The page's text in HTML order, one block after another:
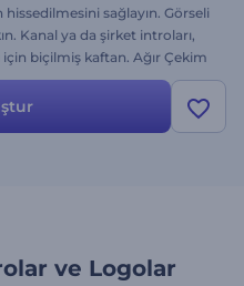
sağlayın. Görseli
Kanal ya da şirket introları,
için biçilmiş kaftan. Ağır Çekim
projelerinize güçlü bir
ve Logolar